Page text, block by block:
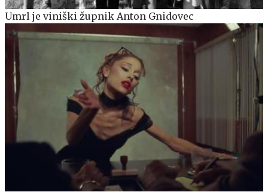
Umrl je viniški župnik Anton Gnidovec